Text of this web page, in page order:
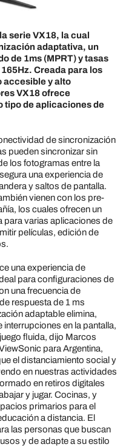
serie VX18, la cual
adaptativa, un
de 1ms (MPRT) y tasas
Creada para los
accesible y alto
VX18 ofrece
tipo de aplicaciones de
de sincronización
pueden sincronizar sin
los fotogramas entre la
una experiencia de
y saltos de pantalla.
vienen con los pre-
los cuales ofrecen un
para varias aplicaciones de
películas, edición de
una experiencia de
para configuraciones de
una frecuencia de
respuesta de 1 ms
adaptable elimina,
en la pantalla,
fluida, dijo Marcos
para Argentina,
el distanciamiento social y
en nuestras actividades
en retiros digitales
y jugar. Cocinas, y
primarios para el
a distancia. El
las personas que buscan
y de adapte a su estilo